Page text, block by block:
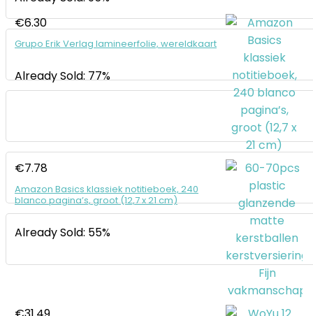
€6.30
Grupo Erik Verlag lamineerfolie, wereldkaart
Already Sold: 77%
€7.78
Amazon Basics klassiek notitieboek, 240
blanco pagina’s, groot (12,7 x 21 cm)
Already Sold: 55%